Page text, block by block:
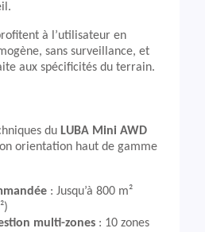
à l’utilisateur en
sans surveillance, et
aux spécificités du terrain.
du LUBA Mini AWD
orientation haut de gamme
: Jusqu’à 800 m²
multi-zones : 10 zones